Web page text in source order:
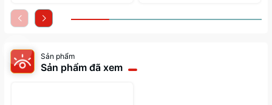
Sản phẩm
Sản phẩm đã xem